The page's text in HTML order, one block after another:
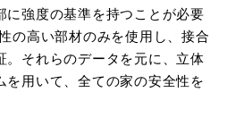
に強度の基準を持つことが必要
の高い部材のみを使用し、接合
。それらのデータを元に、立体
を用いて、全ての家の安全性を